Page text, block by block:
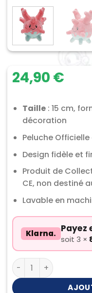
24,90 €
Taille: 15 cm,
décoration
Peluche
Design fidèle et
Produit de
CE, non destiné
Lavable en
Klarna. Payez
soit 3 ×
quantité de Peluche